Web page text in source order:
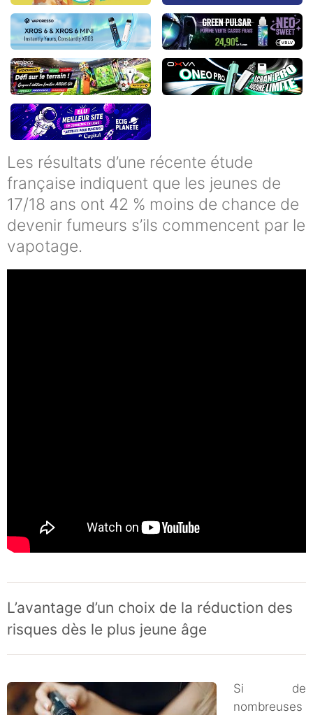
Les résultats d’une récente étude
française indiquent que les jeunes de
17/18 ans ont 42 % moins de chance de
devenir fumeurs s’ils commencent par le
vapotage.
L’avantage d’un choix de la réduction des
risques dès le plus jeune âge
Si de
nombreuses